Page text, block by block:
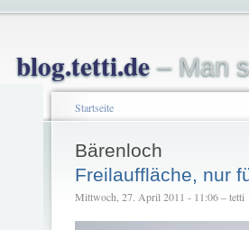
blog.tetti.de– Man
Startseite
Bärenloch
Freilauffläche, nur
Mittwoch, 27. April 2011 - 11:06 – tetti